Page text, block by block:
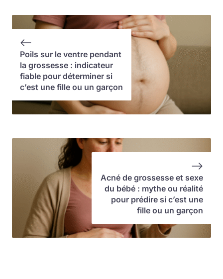
Poils sur le ventre pendant
la grossesse : indicateur
fiable pour déterminer si
c’est une fille ou un garçon
Acné de grossesse et sexe
du bébé : mythe ou réalité
pour prédire si c’est une
fille ou un garçon